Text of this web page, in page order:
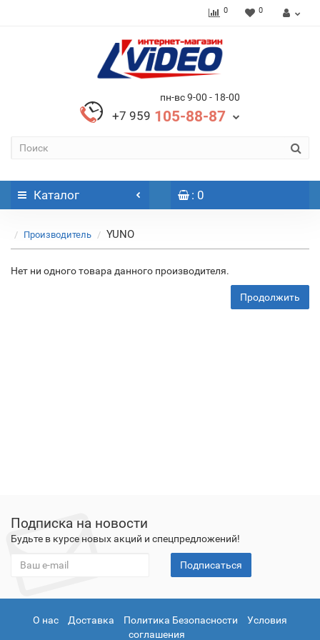
0 0
пн-вс 9-00 - 18-00
+7 959 105-88-87
Каталог : 0
Производитель YUNO
Нет ни одного товара данного производителя.
Продолжить
Подписка на новости
Будьте в курсе новых акций и спецпредложений!
Подписаться
О нас Доставка Политика Безопасности
Условия
соглашения